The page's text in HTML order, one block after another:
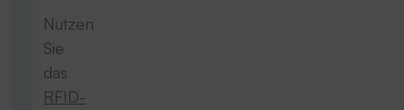
Nutzen
Sie
das
RFID-